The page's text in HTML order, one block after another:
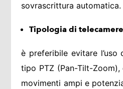
sovrascrittura automatica.
Tipologia di
è preferibile evitare l’uso
tipo PTZ (Pan-Tilt-Zoom),
movimenti ampi e